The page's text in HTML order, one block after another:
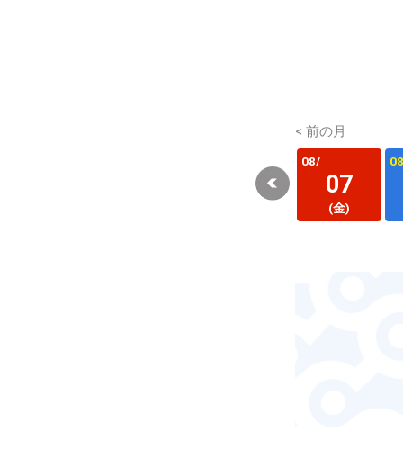
< 前の月
08/
07
(金)